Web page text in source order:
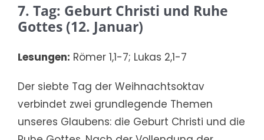
7. Tag: Geburt Christi und Ruhe
Gottes (12. Januar)
Lesungen: Römer 1,1-7; Lukas 2,1-7
Der siebte Tag der Weihnachtsoktav
verbindet zwei grundlegende Themen
unseres Glaubens: die Geburt Christi und die